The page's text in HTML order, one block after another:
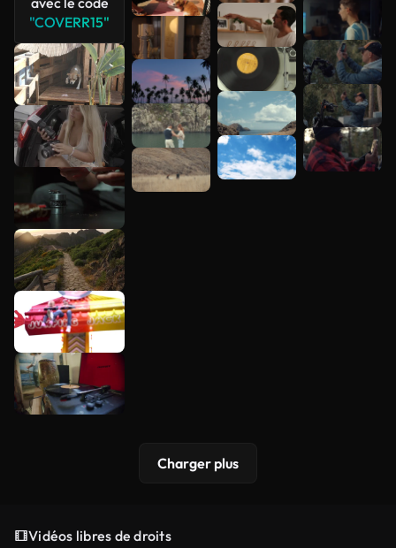
"COVERR15"
Charger plus
Vidéos libres de droits